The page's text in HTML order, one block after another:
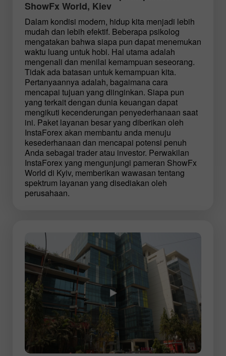
ShowFx World, Kiev
Dalam kondisi modern, hidup kita menjadi lebih
mudah dan lebih efektif. Beberapa psikolog
mengatakan bahwa siapa pun dapat menemukan
waktu luang untuk hobi. Hal utama adalah
mengenali dan menilai kemampuan seseorang.
Tidak ada batasan untuk kemampuan kita.
Pertanyaannya adalah, bagaimana cara
mencapai tujuan yang diinginkan. Siapa pun
yang terkait dengan dunia keuangan dapat
mengikuti kecenderungan penyederhanaan saat
ini. Paket layanan besar yang diberikan oleh
InstaForex akan membantu anda menuju
kesederhanaan dan mencapai potensi penuh
Anda sebagai trader atau investor. Perwakilan
InstaForex yang mengunjungi pameran ShowFx
World di Kyiv, memberikan wawasan tentang
spektrum layanan yang disediakan oleh
perusahaan.